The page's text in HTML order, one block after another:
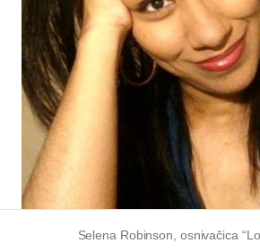
Selena Robinson, osnivačica